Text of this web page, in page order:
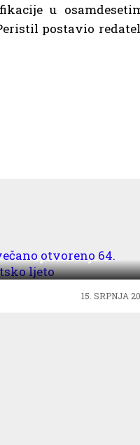
u
postavio
Splitsko ljeto
15. SRPNJA